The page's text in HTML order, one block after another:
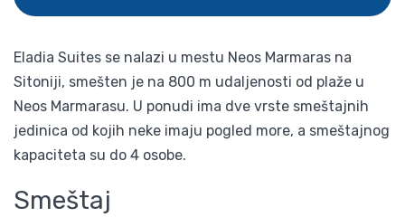
Eladia Suites se nalazi u mestu Neos Marmaras na
Sitoniji, smešten je na 800 m udaljenosti od plaže u
Neos Marmarasu. U ponudi ima dve vrste smeštajnih
jedinica od kojih neke imaju pogled more, a smeštajnog
kapaciteta su do 4 osobe.
Smeštaj